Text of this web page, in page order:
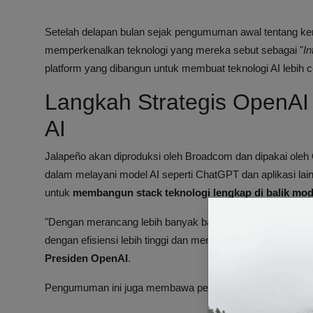
Setelah delapan bulan sejak pengumuman awal tentang
memperkenalkan teknologi yang mereka sebut sebagai "
platform yang dibangun untuk membuat teknologi AI lebih
Langkah Strategis
AI
Jalapeño akan diproduksi oleh Broadcom dan dipakai
dalam melayani model AI seperti ChatGPT dan aplikasi
untuk membangun stack teknologi lengkap di balik
"Dengan merancang lebih banyak bagian dari stack
dengan efisiensi lebih tinggi dan mendorong AI maju agar
Presiden OpenAI.
Pengumuman ini juga membawa pengaruh positif bagi